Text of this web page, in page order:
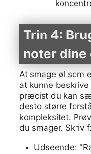
Trin 4:
noter dine
At smage øl som
at kunne
præcist du kan
desto større
kompleksitet.
du smager. Skriv
Udseende: